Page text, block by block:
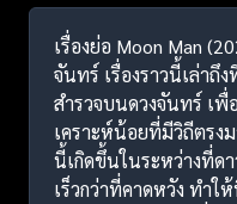
เรื่องย่อ Moon Man
จันทร์ เรื่องราวนี้เล่าถึ
สำรวจบนดวงจันทร์ เ
เคราะห์น้อยที่มีวิถีตรง
นี้เกิดขึ้นในระหว่างที่ด
เร็วกว่าที่คาดหวัง ทำ